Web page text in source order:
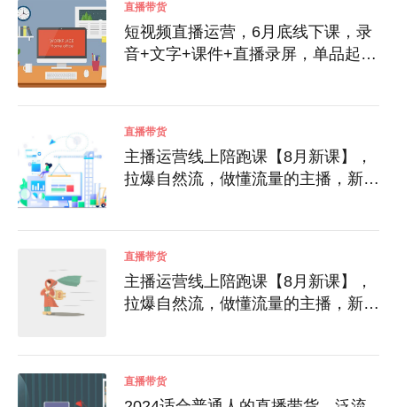
直播带货
短视频直播运营，6月底线下课，录
音+文字+课件+直播录屏，单品起
直播带货
主播运营线上陪跑课【8月新课】，
拉爆自然流，做懂流量的主播，新规
直播带货
主播运营线上陪跑课【8月新课】，
拉爆自然流，做懂流量的主播，新规
直播带货